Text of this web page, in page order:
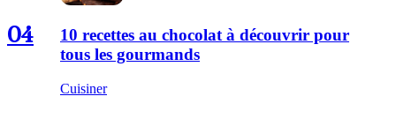
04
10 recettes au chocolat à découvrir pour
tous les gourmands
Cuisiner